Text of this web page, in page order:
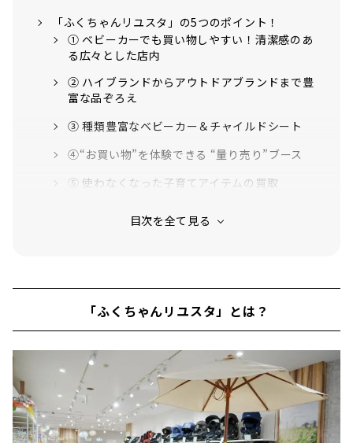
店」がオープンしました。「ふくち...
「ふくちゃんリユスタ」の5つのポイント！
① ベビーカーでも買い物しやすい！清潔感のあ
る広々とした店内
② ハイブランドからアウトドアブランドまで豊
富な品ぞろえ
③ 種類豊富なベビーカー＆チャイルドシート
④“お買い物”を体験できる “量り売り”ブース
⑤ 使わなくなった子育てアイテムの買取
お買い物体験レポート
「ふくちゃんリユスタ」とは？